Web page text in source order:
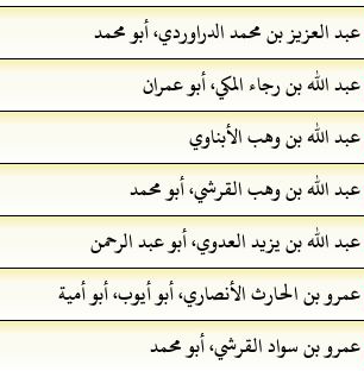
عبد العزيز بن محمد الدراوردي، أبو محمد
عبد الله بن رجاء المكي، أبو عمران
عبد الله بن وهب الأبناوي
عبد الله بن وهب القرشي، أبو محمد
عبد الله بن يزيد العدوي، أبو عبد الرحمن
عمرو بن الحارث الأنصاري، أبو أيوب، أبو أمية
عمرو بن سواد القرشي، أبو محمد